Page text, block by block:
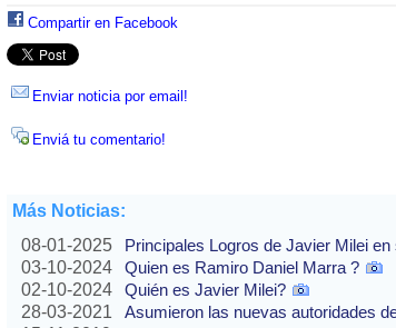
Compartir en Facebook
Enviar noticia por email!
Enviá tu comentario!
Más Noticias:
08-01-2025
Principales Logros de Javier Milei
03-10-2024
Quien es Ramiro Daniel Marra ?
02-10-2024
Quién es Javier Milei?
28-03-2021
Asumieron las nuevas autoridades